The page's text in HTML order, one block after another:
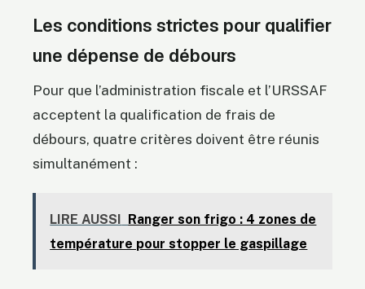
Les conditions strictes pour qualifier
une dépense de débours
Pour que l’administration fiscale et l’URSSAF
acceptent la qualification de frais de
débours, quatre critères doivent être réunis
simultanément :
LIRE AUSSI Ranger son frigo : 4 zones de
température pour stopper le gaspillage